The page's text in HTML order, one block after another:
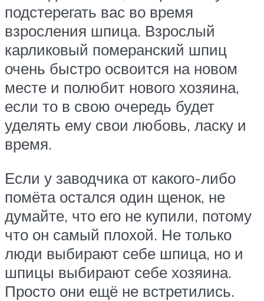
подстерегать вас во время
взросления шпица. Взрослый
карликовый померанский шпиц
очень быстро освоится на новом
месте и полюбит нового хозяина,
если то в свою очередь будет
уделять ему свои любовь, ласку и
время.
Если у заводчика от какого-либо
помёта остался один щенок, не
думайте, что его не купили, потому
что он самый плохой. Не только
люди выбирают себе шпица, но и
шпицы выбирают себе хозяина.
Просто они ещё не встретились.